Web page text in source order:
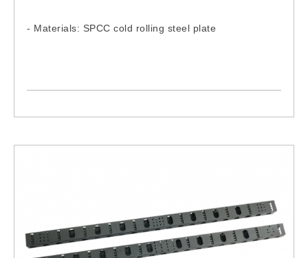
- Materials: SPCC cold rolling steel plate